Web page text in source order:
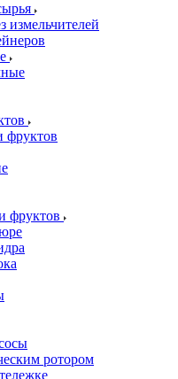
измельчителей
фруктов
фруктов
ротором